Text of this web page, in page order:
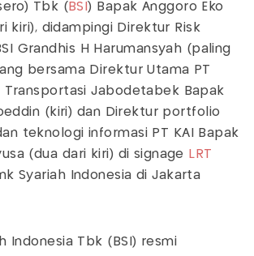
Tbk ( BSI ) Bapak Anggoro Eko
kiri), didampingi Direktur Risk
Grandhis H Harumansyah (paling
bersama Direktur Utama PT
Transportasi Jabodetabek Bapak
(kiri) dan Direktur portfolio
teknologi informasi PT KAI Bapak
(dua dari kiri) di signage
LRT
Syariah Indonesia di Jakarta
Indonesia Tbk (BSI) resmi